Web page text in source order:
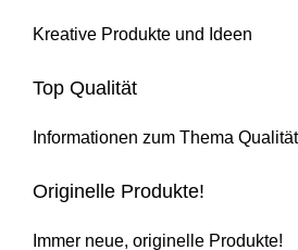
Kreative Produkte und Ideen
Top Qualität
Informationen zum Thema Qualität
Originelle Produkte!
Immer neue, originelle Produkte!